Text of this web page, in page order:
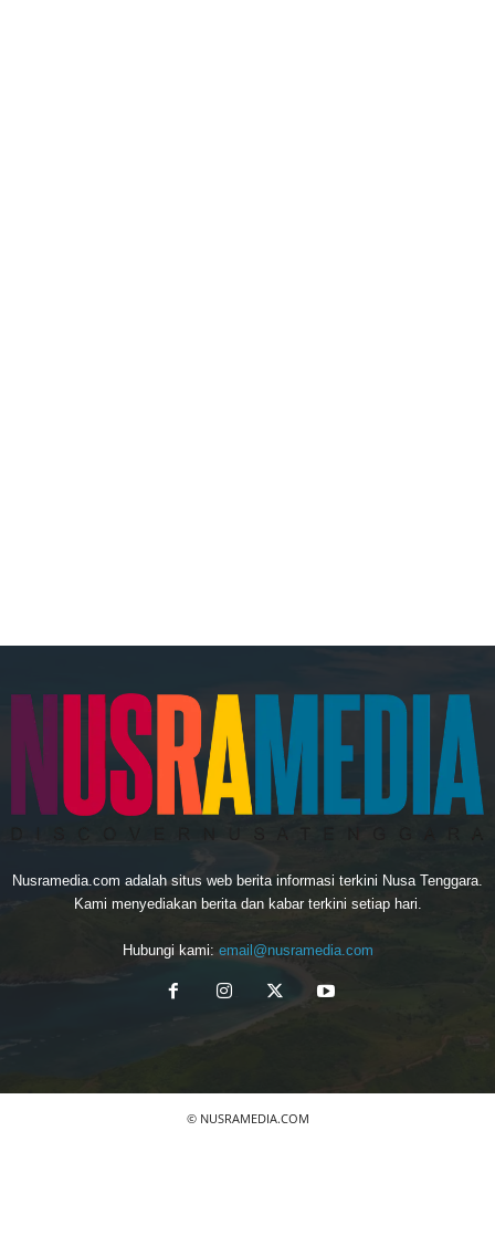
Nusramedia.com adalah situs web berita informasi terkini Nusa Tenggara.
Kami menyediakan berita dan kabar terkini setiap hari.
Hubungi kami: email@nusramedia.com
© NUSRAMEDIA.COM